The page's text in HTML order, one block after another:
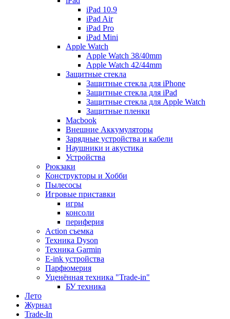
iPad 10.9
iPad Air
iPad Pro
iPad Mini
Apple Watch
Apple Watch 38/40mm
Apple Watch 42/44mm
Защитные стекла
Защитные стекла для iPhone
Защитные стекла для iPad
Защитные стекла для Apple Watch
Защитные пленки
Macbook
Внешние Аккумуляторы
Зарядные устройства и кабели
Наушники и акустика
Устройства
Рюкзаки
Конструкторы и Хобби
Пылесосы
Игровые приставки
игры
консоли
периферия
Action съемка
Техника Dyson
Техника Garmin
E-ink устройства
Парфюмерия
Уценённая техника "Trade-in"
БУ техника
Лето
Журнал
Trade-In